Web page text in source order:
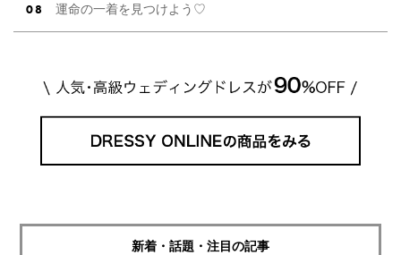
運命の一着を見つけよう♡
新着・話題・注目の記事